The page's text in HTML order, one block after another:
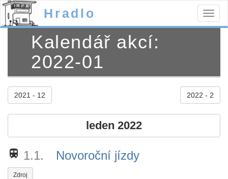
Hradlo
Kalendář akcí:
2022-01
2021 - 12 2022 - 2
leden 2022
train 1.1. Novoroční jízdy
Zdroj